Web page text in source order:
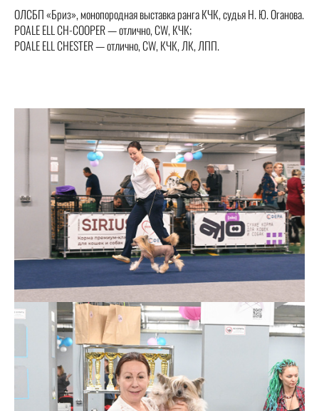
ОЛСБП «Бриз», монопородная выставка ранга КЧК, судья Н. Ю. Оганова.
POALE ELL CH-COOPER — отлично, CW, КЧК;
POALE ELL CHESTER — отлично, CW, КЧК, ЛК, ЛПП.